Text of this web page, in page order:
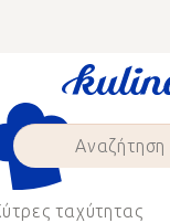
ταχύτητας